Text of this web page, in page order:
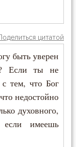
цитатой
быть уверен
Если ты не
тем, что Бог
недостойно
духовного,
если имеешь